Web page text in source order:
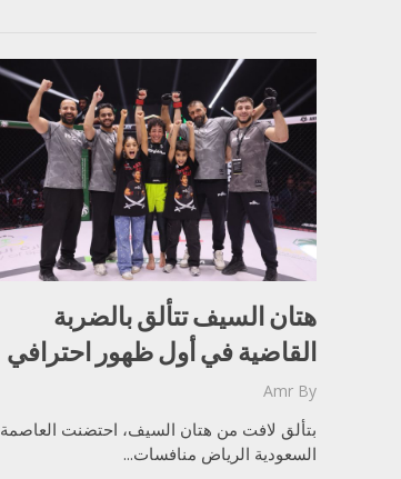
هتان السيف تتألق بالضربة
القاضية في أول ظهور احترافي
By
Amr
بتألق لافت من هتان السيف، احتضنت العاصمة
السعودية الرياض منافسات...